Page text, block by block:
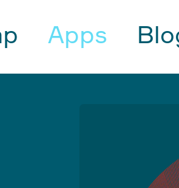
Apps